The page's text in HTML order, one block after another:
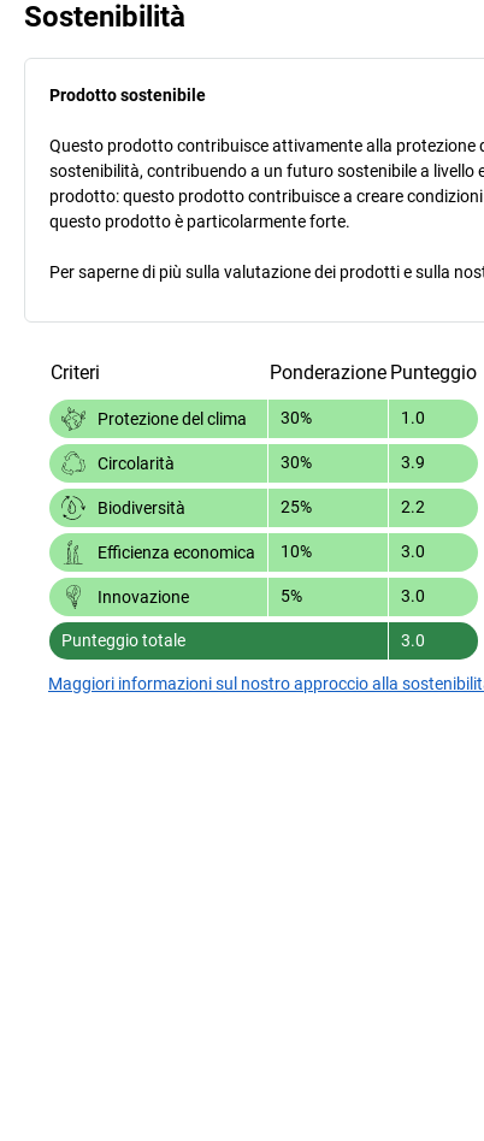
Sostenibilità
Prodotto sostenibile
Questo prodotto contribuisce attivamente alla protezione
sostenibilità, contribuendo a un futuro sostenibile a
prodotto: questo prodotto contribuisce a creare
questo prodotto è particolarmente forte.
Per saperne di più sulla valutazione dei prodotti e sulla
Criteri Ponderazione Punteggio
Protezione del clima 30% 1.0
Circolarità 30% 3.9
Biodiversità 25% 2.2
Efficienza economica 10% 3.0
Innovazione 5% 3.0
Punteggio totale 3.0
Maggiori informazioni sul nostro approccio alla